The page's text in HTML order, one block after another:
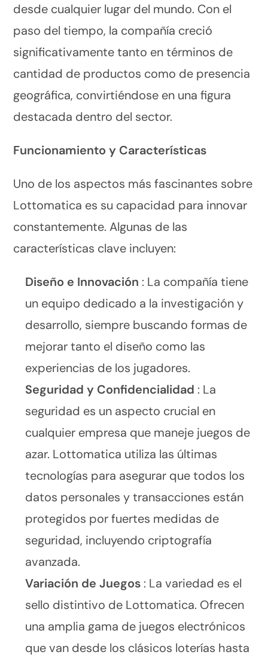
desde cualquier lugar del mundo. Con el
paso del tiempo, la compañía creció
significativamente tanto en términos de
cantidad de productos como de presencia
geográfica, convirtiéndose en una figura
destacada dentro del sector.
Funcionamiento y Características
Uno de los aspectos más fascinantes sobre
Lottomatica es su capacidad para innovar
constantemente. Algunas de las
características clave incluyen:
Diseño e Innovación : La compañía tiene
un equipo dedicado a la investigación y
desarrollo, siempre buscando formas de
mejorar tanto el diseño como las
experiencias de los jugadores.
Seguridad y Confidencialidad : La
seguridad es un aspecto crucial en
cualquier empresa que maneje juegos de
azar. Lottomatica utiliza las últimas
tecnologías para asegurar que todos los
datos personales y transacciones están
protegidos por fuertes medidas de
seguridad, incluyendo criptografía
avanzada.
Variación de Juegos : La variedad es el
sello distintivo de Lottomatica. Ofrecen
una amplia gama de juegos electrónicos
que van desde los clásicos loterías hasta